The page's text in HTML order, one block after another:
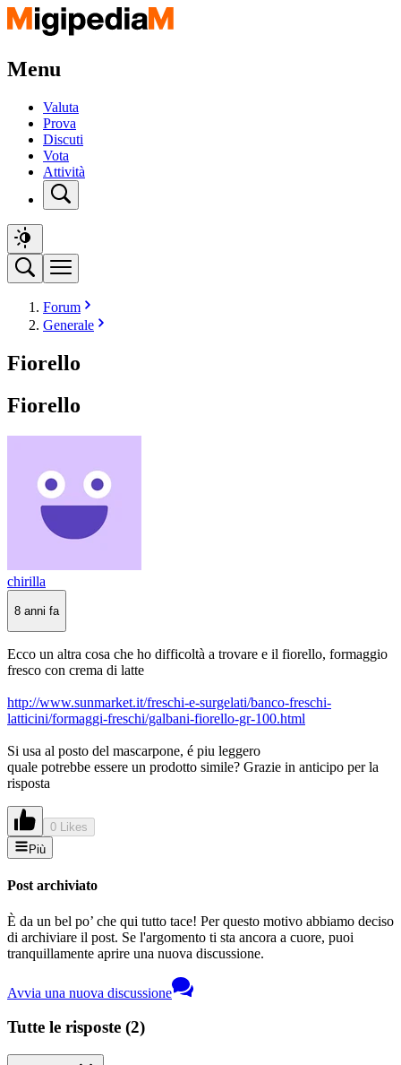
Menu
Valuta
Prova
Discuti
Vota
Attività
Forum
Generale
Fiorello
Fiorello
chirilla
8 anni fa
Ecco un altra cosa che ho difficoltà a trovare e il fiorello, formaggio
fresco con crema di latte
http://www.sunmarket.it/freschi-e-surgelati/banco-freschi-
latticini/formaggi-freschi/galbani-fiorello-gr-100.html
Si usa al posto del mascarpone, é piu leggero
quale potrebbe essere un prodotto simile? Grazie in anticipo per la
risposta
0 Likes
Più
Post archiviato
È da un bel po’ che qui tutto tace! Per questo motivo abbiamo deciso
di archiviare il post. Se l'argomento ti sta ancora a cuore, puoi
tranquillamente aprire una nuova discussione.
Avvia una nuova discussione
Tutte le risposte (2)